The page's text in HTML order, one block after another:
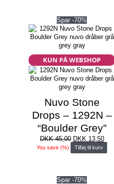
Spar -70%
KUN PÅ WEBSHOP
Nuvo Stone
Drops – 1292N –
“Boulder Grey”
DKK45,00 Den
oprindelige
pris
DKK13,50Den
pris
You save(%) Tilføj til kurv
Spar -70%